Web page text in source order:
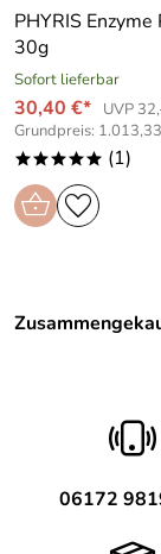
PHYRIS
30g
Sofort lieferbar
30,40 €*
UVP
Grundpreis:
***** (1)
06172